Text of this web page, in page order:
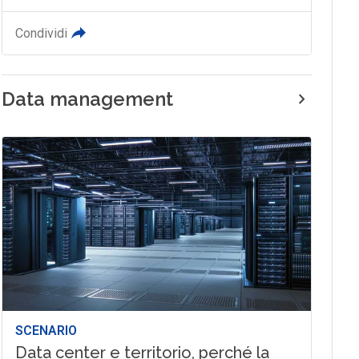
Condividi
Data management
SCENARIO
Data center e territorio, perché la